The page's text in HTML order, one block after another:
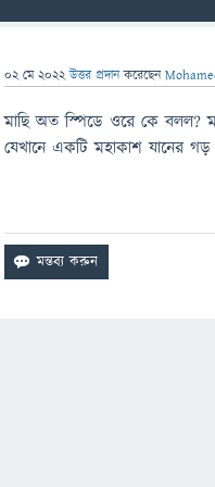
02 মে 2022 উত্তর প্রদান করেছেন
মাছি অত স্পিডে ওরে কে বলল?
যেখানে একটি মহাকাশ যানের